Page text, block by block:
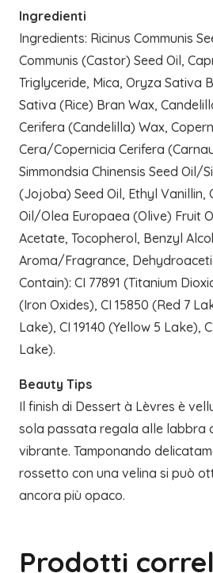
Ingredienti
Ingredients: Ricinus Communis
Communis (Castor) Seed Oil,
Triglyceride, Mica, Oryza Sativa
Sativa (Rice) Bran Wax,
Cerifera (Candelilla) Wax,
Cera/Copernicia Cerifera
Simmondsia Chinensis Seed Oil/
(Jojoba) Seed Oil, Ethyl Vanillin,
Oil/Olea Europaea (Olive) Fruit
Acetate, Tocopherol, Benzyl
Aroma/Fragrance,
Contain): CI 77891 (Titanium
(Iron Oxides), CI 15850 (Red 7
Lake), CI 19140 (Yellow 5 Lake),
Lake).
Beauty Tips
Il finish di Dessert à Lèvres è
sola passata regala alle labbra
vibrante. Tamponando
rossetto con una velina si può
ancora più opaco.
Prodotti